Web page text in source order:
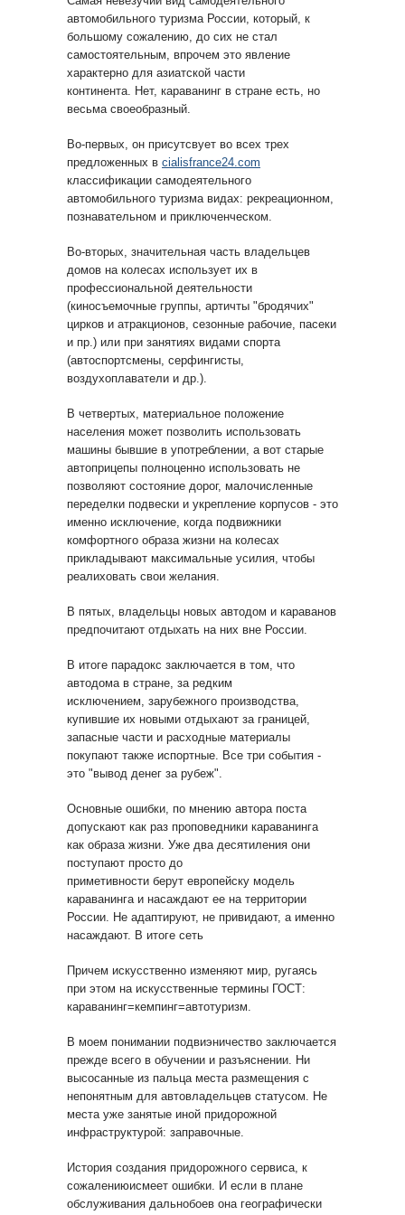
автомобильного туризма России, который, к
большому сожалению, до сих не стал
самостоятельным, впрочем это явление
характерно для азиатской части
континента. Нет, караванинг в стране есть, но
весьма своеобразный.
Во-первых, он присутсвует во всех трех
предложенных в cialisfrance24.com
классификации самодеятельного
автомобильного туризма видах: рекреационном,
познавательном и приключенческом.
Во-вторых, значительная часть владельцев
домов на колесах использует их в
профессиональной деятельности
(киносъемочные группы, артичты "бродячих"
цирков и атракционов, сезонные рабочие, пасеки
и пр.) или при занятиях видами спорта
(автоспортсмены, серфингисты,
воздухоплаватели и др.).
В четвертых, материальное положение
населения может позволить использовать
машины бывшие в употреблении, а вот старые
автоприцепы полноценно использовать не
позволяют состояние дорог, малочисленные
переделки подвески и укрепление корпусов - это
именно исключение, когда подвижники
комфортного образа жизни на колесах
прикладывают максимальные усилия, чтобы
реалиховать свои желания.
В пятых, владельцы новых автодом и караванов
предпочитают отдыхать на них вне России.
В итоге парадокс заключается в том, что
автодома в стране, за редким
исключением, зарубежного производства,
купившие их новыми отдыхают за границей,
запасные части и расходные материалы
покупают также испортные. Все три события -
это "вывод денег за рубеж".
Основные ошибки, по мнению автора поста
допускают как раз проповедники караванинга
как образа жизни. Уже два десятиления они
поступают просто до
приметивности берут европейску модель
караванинга и насаждают ее на территории
России. Не адаптируют, не привидают, а именно
насаждают. В итоге сеть
Причем искусственно изменяют мир, ругаясь
при этом на искусственные термины ГОСТ:
караванинг=кемпинг=автотуризм.
В моем понимании подвиэничество заключается
прежде всего в обучении и разъяснении. Ни
высосанные из пальца места размещения с
непонятным для автовладельцев статусом. Не
места уже занятые иной придорожной
инфраструктурой: заправочные.
История создания придорожного сервиса, к
сожалениюисмеет ошибки. И если в плане
обслуживания дальнобоев она географически